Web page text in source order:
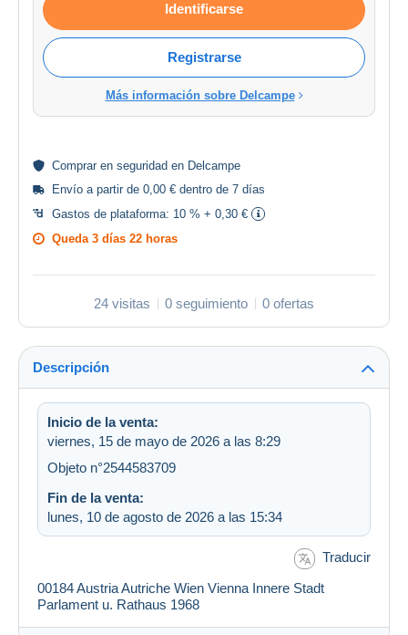
Identificarse
Registrarse
Más información sobre Delcampe
Comprar en seguridad en Delcampe
Envío a partir de 0,00 € dentro de 7 días
Gastos de plataforma: 10 % + 0,30 €
Queda 3 días 22 horas
24 visitas 0 seguimiento 0 ofertas
Descripción
Inicio de la venta:
viernes, 15 de mayo de 2026 a las 8:29
Objeto n°2544583709
Fin de la venta:
lunes, 10 de agosto de 2026 a las 15:34
Traducir
00184 Austria Autriche Wien Vienna Innere Stadt
Parlament u. Rathaus 1968